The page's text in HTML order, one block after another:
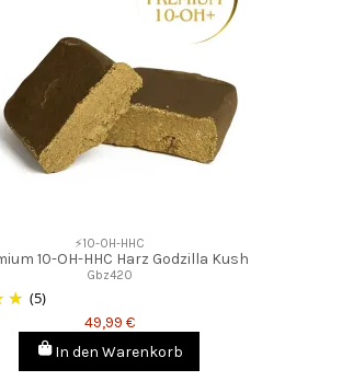
⚡10-OH-HHC
10-OH-HHC Harz Godzilla Kush
Gbz420
(5)
49,99 €
In den Warenkorb